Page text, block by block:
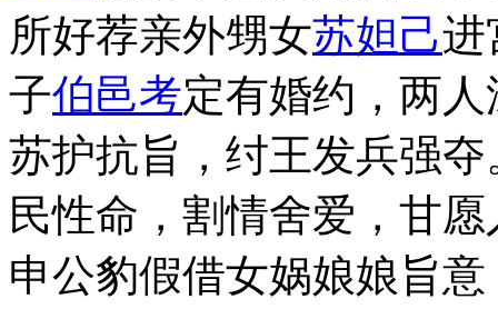
所好荐亲外甥女苏妲己进
子伯邑考定有婚约，两
苏护抗旨，纣王发兵强
民性命，割情舍爱，甘
申公豹假借女娲娘娘旨